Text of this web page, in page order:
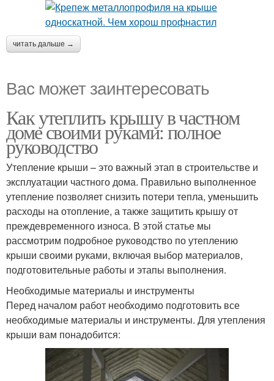
читать дальше →
Вас может заинтересовать
Как утеплить крышу в частном
доме своими руками: полное
руководство
Утепление крыши – это важный этап в строительстве и
эксплуатации частного дома. Правильно выполненное
утепление позволяет снизить потери тепла, уменьшить
расходы на отопление, а также защитить крышу от
преждевременного износа. В этой статье мы
рассмотрим подробное руководство по утеплению
крыши своими руками, включая выбор материалов,
подготовительные работы и этапы выполнения.
Необходимые материалы и инструменты
Перед началом работ необходимо подготовить все
необходимые материалы и инструменты. Для утепления
крыши вам понадобится: